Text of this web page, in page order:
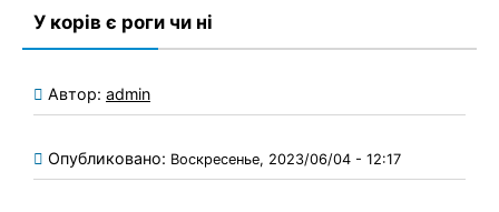
У корів є роги чи ні
Автор: admin
Опубликовано: Воскресенье, 2023/06/04 - 12:17